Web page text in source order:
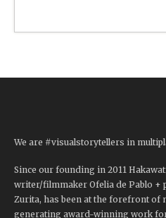
We are #visualstorytellers in
Since our founding in 2011
writer/filmmaker Ofelia de Pablo +
Zurita, has been at the forefront of
generating award-winning work